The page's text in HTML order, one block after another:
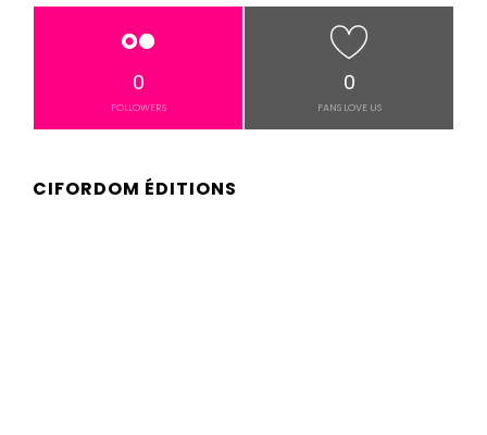
0
FOLLOWERS
0
FANS LOVE US
CIFORDOM ÉDITIONS